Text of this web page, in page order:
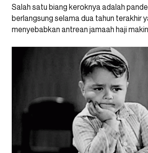
Salah satu biang keroknya adalah
berlangsung selama dua tahun terakhir
menyebabkan antrean jamaah haji